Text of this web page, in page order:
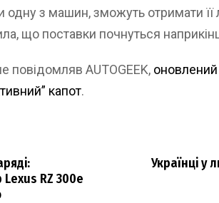
одну з машин, зможуть отримати її
що поставки почнуться
повідомляв AUTOGEEK,
капот.
RZ 300e
Українці у